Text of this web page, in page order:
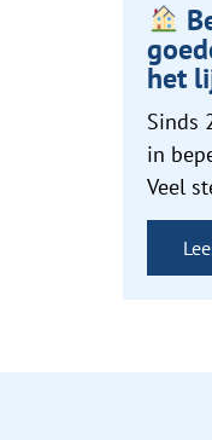
het
Sinds
in
Veel